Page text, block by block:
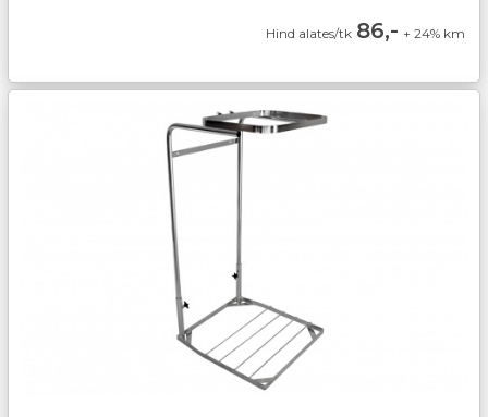
Hind alates/tk 86,- + 24% km